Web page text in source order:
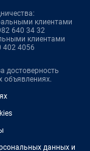
клиентами
640 34 32
клиентами
402 4056
достоверность
объявлениях.
данных и